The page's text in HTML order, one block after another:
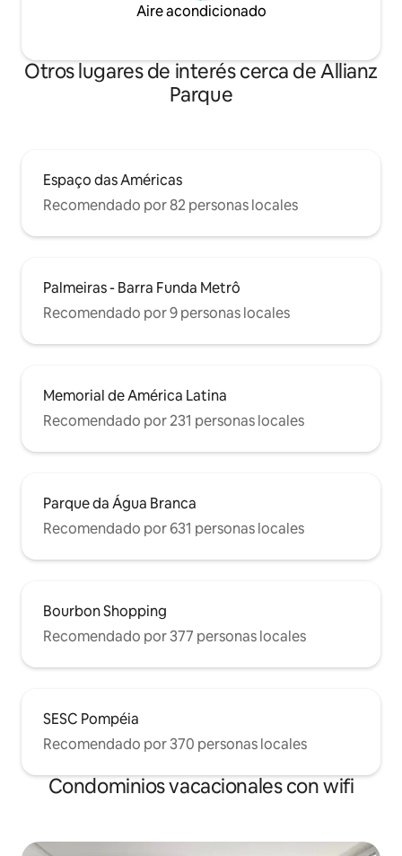
Aire acondicionado
Otros lugares de interés cerca de Allianz
Parque
Espaço das Américas
Recomendado por 82 personas locales
Palmeiras - Barra Funda Metrô
Recomendado por 9 personas locales
Memorial de América Latina
Recomendado por 231 personas locales
Parque da Água Branca
Recomendado por 631 personas locales
Bourbon Shopping
Recomendado por 377 personas locales
SESC Pompéia
Recomendado por 370 personas locales
Condominios vacacionales con wifi